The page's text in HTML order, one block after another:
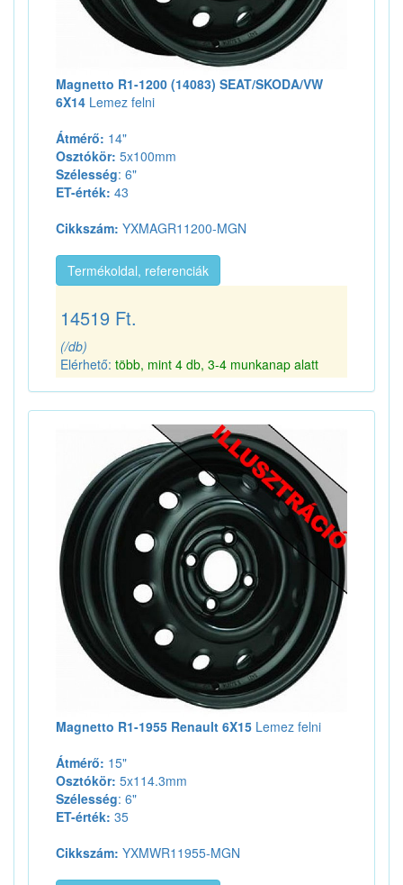
Magnetto R1-1200 (14083) SEAT/SKODA/VW
6X14 Lemez felni
Átmérő: 14"
Osztókör: 5x100mm
Szélesség: 6"
ET-érték: 43
Cikkszám: YXMAGR11200-MGN
Termékoldal, referenciák
14519 Ft.
(/db)
Elérhető: több, mint 4 db, 3-4 munkanap alatt
Magnetto R1-1955 Renault 6X15 Lemez felni
Átmérő: 15"
Osztókör: 5x114.3mm
Szélesség: 6"
ET-érték: 35
Cikkszám: YXMWR11955-MGN